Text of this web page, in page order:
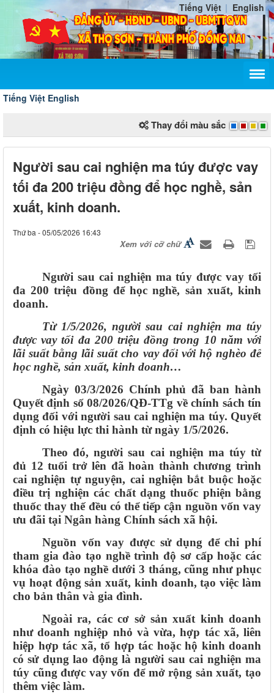
Tiếng Việt English
Tiếng Việt English
Thay đổi màu sắc
Người sau cai nghiện ma túy được vay
tối đa 200 triệu đồng để học nghề, sản
xuất, kinh doanh.
Thứ ba - 05/05/2026 16:43
Xem với cỡ chữ
Người sau cai nghiện ma túy được vay tối
đa 200 triệu đồng để học nghề, sản xuất, kinh
doanh.
Từ 1/5/2026, người sau cai nghiện ma túy
được vay tối đa 200 triệu đồng trong 10 năm với
lãi suất bằng lãi suất cho vay đối với hộ nghèo để
học nghề, sản xuất, kinh doanh…
Ngày 03/3/2026 Chính phủ đã ban hành
Quyết định số 08/2026/QĐ-TTg về chính sách tín
dụng đối với người sau cai nghiện ma túy. Quyết
định có hiệu lực thi hành từ ngày 1/5/2026.
Theo đó, người sau cai nghiện ma túy từ
đủ 12 tuổi trở lên đã hoàn thành chương trình
cai nghiện tự nguyện, cai nghiện bắt buộc hoặc
điều trị nghiện các chất dạng thuốc phiện bằng
thuốc thay thế đều có thể tiếp cận nguồn vốn vay
ưu đãi tại Ngân hàng Chính sách xã hội.
Nguồn vốn vay được sử dụng để chi phí
tham gia đào tạo nghề trình độ sơ cấp hoặc các
khóa đào tạo nghề dưới 3 tháng, cũng như phục
vụ hoạt động sản xuất, kinh doanh, tạo việc làm
cho bản thân và gia đình.
Ngoài ra, các cơ sở sản xuất kinh doanh
như doanh nghiệp nhỏ và vừa, hợp tác xã, liên
hiệp hợp tác xã, tổ hợp tác hoặc hộ kinh doanh
có sử dụng lao động là người sau cai nghiện ma
túy cũng được vay vốn để mở rộng sản xuất, tạo
thêm việc làm.